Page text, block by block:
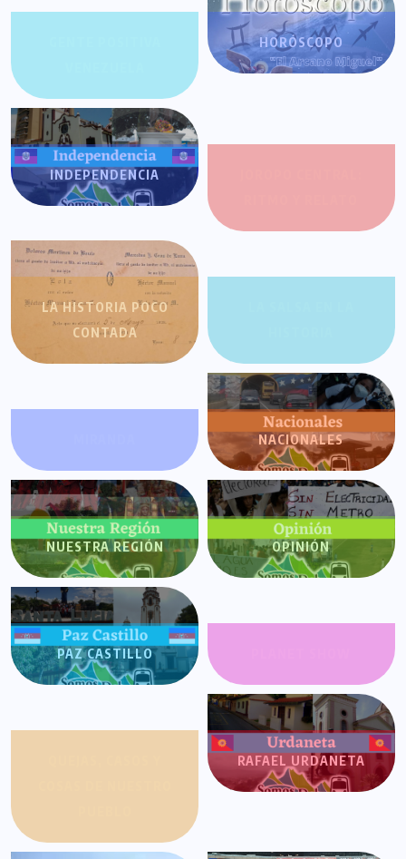
HORÓSCOPO
INDEPENDENCIA
LA HISTORIA POCO
CONTADA
NACIONALES
NUESTRA REGIÓN OPINIÓN
PAZ CASTILLO
RAFAEL URDANETA